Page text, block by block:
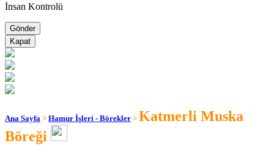
İnsan Kontrolü
Kapat
Ana Sayfa > Hamur İşleri - Börekler > Katmerli Muska
Böreği